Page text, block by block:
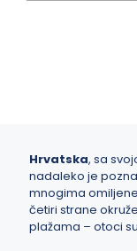
Hrvatska, sa
nadaleko je
mnogima
četiri strane
plažama – otoci